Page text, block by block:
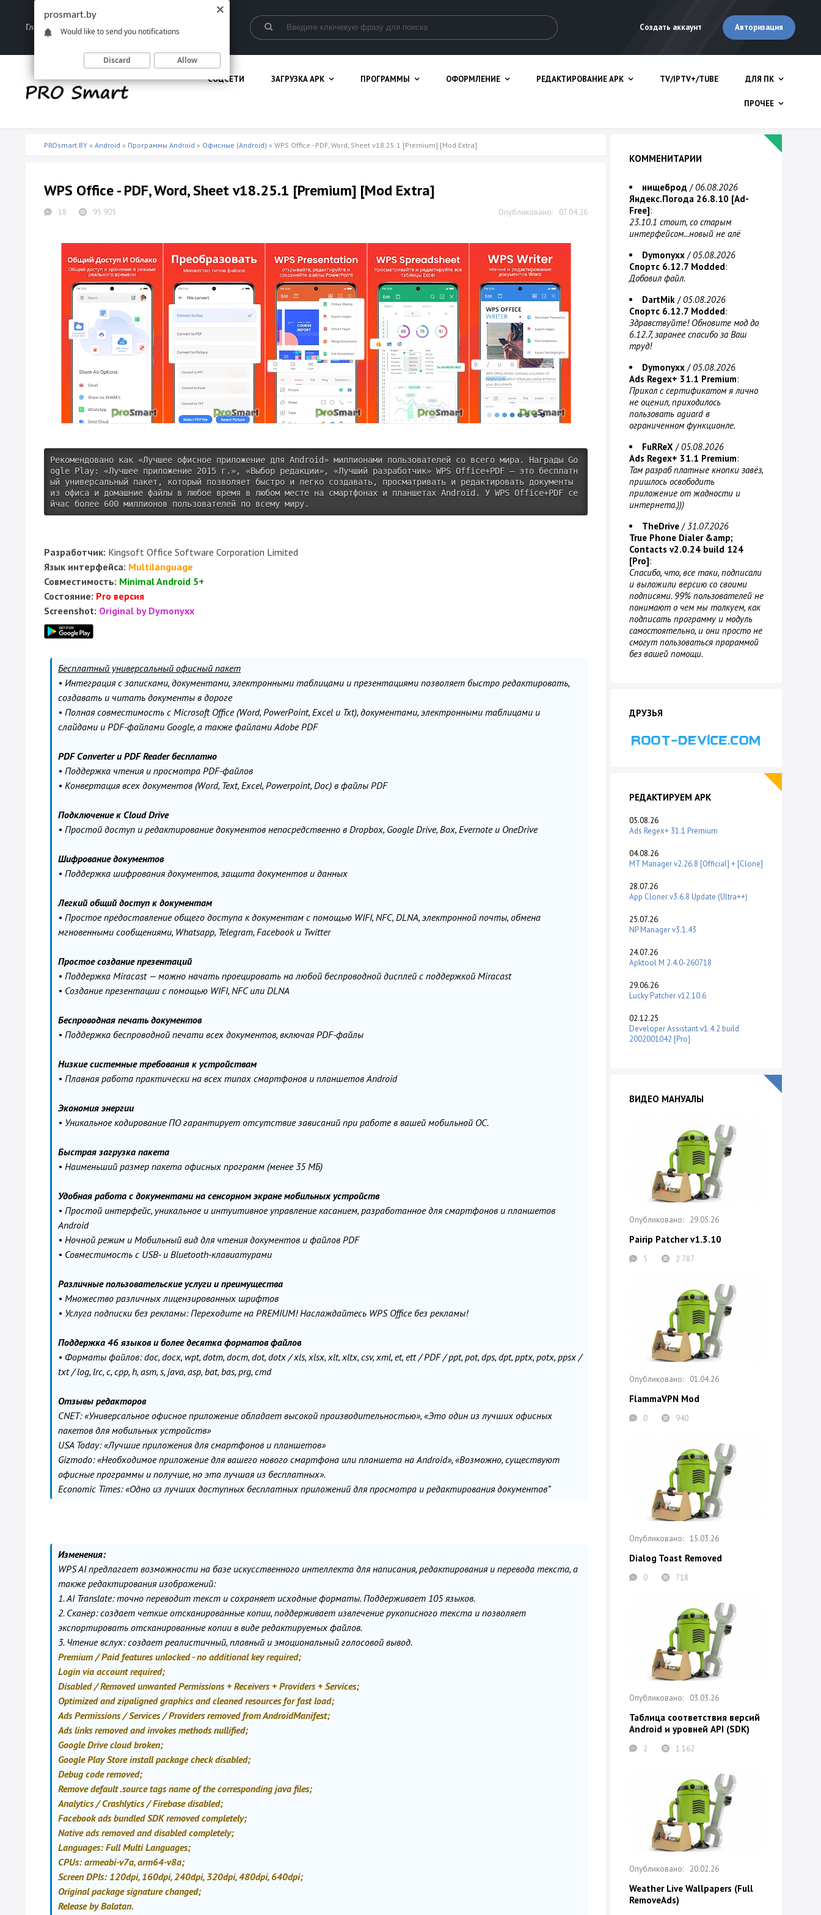
Главная Запрещенные материалы Создать аккаунт Авторизация
СОЦСЕТИ ЗАГРУЗКА APK ПРОГРАММЫ ОФОРМЛЕНИЕ РЕДАКТИРОВАНИЕ APK TV/IPTV+/TUBE ДЛЯ ПК
ПРОЧЕЕ
PROsmart.BY » Android » Программы Android » Офисные (Android) » WPS Office - PDF, Word, Sheet v18.25.1 [Premium] [Mod Extra]
WPS Office - PDF, Word, Sheet v18.25.1 [Premium] [Mod Extra]
07.04.26
18 95 905
Рекомендовано как «Лучшее офисное приложение для Android» миллионами пользователей со всего мира. Награды Go
ogle Play: «Лучшее приложение 2015 г.», «Выбор редакции», «Лучший разработчик» WPS Office+PDF — это бесплатн
ый универсальный пакет, который позволяет быстро и легко создавать, просматривать и редактировать документы
из офиса и домашние файлы в любое время в любом месте на смартфонах и планшетах Android. У WPS Office+PDF се
йчас более 600 миллионов пользователей по всему миру.
Разработчик: Kingsoft Office Software Corporation Limited
Язык интерфейса: Multilanguage
Совместимость: Minimal Android 5+
Состояние: Pro версия
Screenshot: Original by Dymonyxx
Бесплатный универсальный офисный пакет
• Интеграция с записками, документами, электронными таблицами и презентациями позволяет быстро редактировать,
создавать и читать документы в дороге
• Полная совместимость с Microsoft Office (Word, PowerPoint, Excel и Txt), документами, электронными таблицами и
слайдами и PDF-файлами Google, а также файлами Adobe PDF
PDF Converter и PDF Reader бесплатно
• Поддержка чтения и просмотра PDF-файлов
• Конвертация всех документов (Word, Text, Excel, Powerpoint, Doc) в файлы PDF
Подключение к Cloud Drive
• Простой доступ и редактирование документов непосредственно в Dropbox, Google Drive, Box, Evernote и OneDrive
Шифрование документов
• Поддержка шифрования документов, защита документов и данных
Легкий общий доступ к документам
• Простое предоставление общего доступа к документам с помощью WIFI, NFC, DLNA, электронной почты, обмена
мгновенными сообщениями, Whatsapp, Telegram, Facebook и Twitter
Простое создание презентаций
• Поддержка Miracast — можно начать проецировать на любой беспроводной дисплей с поддержкой Miracast
• Создание презентации с помощью WIFI, NFC или DLNA
Беспроводная печать документов
• Поддержка беспроводной печати всех документов, включая PDF-файлы
Низкие системные требования к устройствам
• Плавная работа практически на всех типах смартфонов и планшетов Android
Экономия энергии
• Уникальное кодирование ПО гарантирует отсутствие зависаний при работе в вашей мобильной ОС.
Быстрая загрузка пакета
• Наименьший размер пакета офисных программ (менее 35 МБ)
Удобная работа с документами на сенсорном экране мобильных устройств
• Простой интерфейс, уникальное и интуитивное управление касанием, разработанное для смартфонов и планшетов
Android
• Ночной режим и Мобильный вид для чтения документов и файлов PDF
• Совместимость с USB- и Bluetooth-клавиатурами
Различные пользовательские услуги и преимущества
• Множество различных лицензированных шрифтов
• Услуга подписки без рекламы: Переходите на PREMIUM! Наслаждайтесь WPS Office без рекламы!
Поддержка 46 языков и более десятка форматов файлов
• Форматы файлов: doc, docx, wpt, dotm, docm, dot, dotx / xls, xlsx, xlt, xltx, csv, xml, et, ett / PDF / ppt, pot, dps, dpt, pptx, potx, ppsx /
txt / log, lrc, c, cpp, h, asm, s, java, asp, bat, bas, prg, cmd
Отзывы редакторов
CNET: «Универсальное офисное приложение обладает высокой производительностью», «Это один из лучших офисных
пакетов для мобильных устройств»
USA Today: «Лучшие приложения для смартфонов и планшетов»
Gizmodo: «Необходимое приложение для вашего нового смартфона или планшета на Android», «Возможно, существуют
офисные программы и получше, но эта лучшая из бесплатных».
Economic Times: «Одно из лучших доступных бесплатных приложений для просмотра и редактирования документов”
Изменения:
WPS AI предлагает возможности на базе искусственного интеллекта для написания, редактирования и перевода текста, а
также редактирования изображений:
1. AI Translate: точно переводит текст и сохраняет исходные форматы. Поддерживает 105 языков.
2. Сканер: создает четкие отсканированные копии, поддерживает извлечение рукописного текста и позволяет
экспортировать отсканированные копии в виде редактируемых файлов.
3. Чтение вслух: создает реалистичный, плавный и эмоциональный голосовой вывод.
Premium / Paid features unlocked - no additional key required;
Login via account required;
Disabled / Removed unwanted Permissions + Receivers + Providers + Services;
Optimized and zipaligned graphics and cleaned resources for fast load;
Ads Permissions / Services / Providers removed from AndroidManifest;
Ads links removed and invokes methods nullified;
Google Drive cloud broken;
Google Play Store install package check disabled;
Debug code removed;
Remove default .source tags name of the corresponding java files;
Analytics / Crashlytics / Firebase disabled;
Facebook ads bundled SDK removed completely;
Native ads removed and disabled completely;
Languages: Full Multi Languages;
CPUs: armeabi-v7a, arm64-v8a;
Screen DPIs: 120dpi, 160dpi, 240dpi, 320dpi, 480dpi, 640dpi;
Original package signature changed;
Release by Balatan.
КОММЕНИТАРИИ
нищеброд /06.08.2026
Яндекс.Погода 26.8.10 [Ad-
Free]:
23.10.1 стоит, со старым
интерфейсом...новый не алё
Dymonyxx /05.08.2026
Спортс 6.12.7 Modded:
Добавил файл.
DartMik /05.08.2026
Спортс 6.12.7 Modded:
Здравствуйте! Обновите мод до
6.12.7, заранее спасибо за Ваш
труд!
Dymonyxx /05.08.2026
Ads Regex+ 31.1 Premium:
Прикол с сертификатом я лично
не оценил, приходилось
пользовать aguard в
ограниченном функционле.
FuRReX /05.08.2026
Ads Regex+ 31.1 Premium:
Там разраб платные кнопки завёз,
пришлось освободить
приложение от жадности и
интернета.)))
TheDrive /31.07.2026
True Phone Dialer &amp;
Contacts v2.0.24 build 124
[Pro]:
Спасибо, что, все таки, подписали
и выложили версию со своими
подписями. 99% пользователей не
понимают о чем мы толкуем, как
подписать программу и модуль
самостоятельно, и они просто не
смогут пользоваться прораммой
без вашей помощи.
ДРУЗЬЯ
РЕДАКТИРУЕМ APK
05.08.26
Ads Regex+ 31.1 Premium
04.08.26
MT Manager v2.26.8 [Official] + [Clone]
28.07.26
App Cloner v3.6.8 Update (Ultra++)
25.07.26
NP Manager v3.1.43
24.07.26
Apktool M 2.4.0-260718
29.06.26
Lucky Patcher v12.10.6
02.12.25
Developer Assistant v1.4.2 build
2002001042 [Pro]
ВИДЕО МАНУАЛЫ
29.05.26
Pairip Patcher v1.3.10
5 2 787
01.04.26
FlammaVPN Mod
0 940
15.03.26
Dialog Toast Removed
0 718
03.03.26
Таблица соответствия версий
Android и уровней API (SDK)
2 1 162
20.02.26
Weather Live Wallpapers (Full
RemoveAds)
prosmart.by
Would like to send you notifications
Discard Allow